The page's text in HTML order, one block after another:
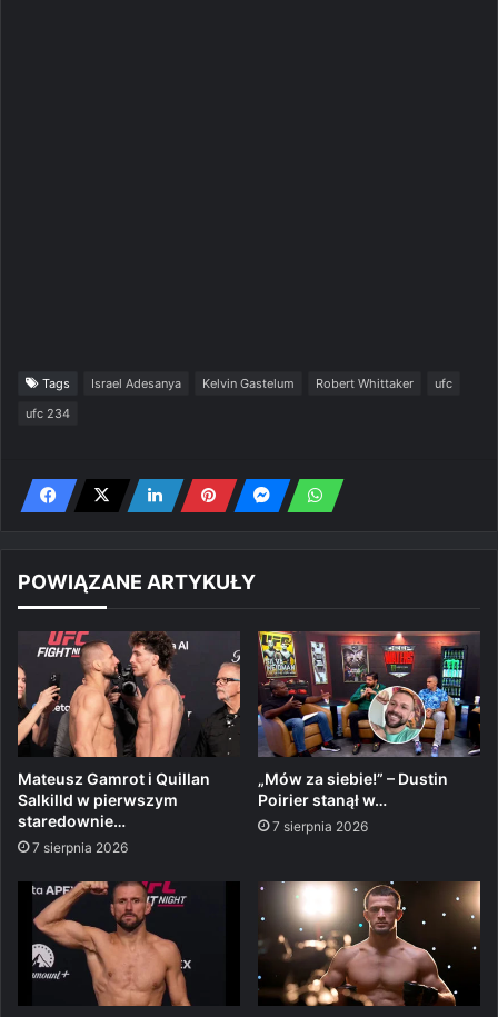
Tags Israel Adesanya Kelvin Gastelum Robert Whittaker
ufc
ufc 234
POWIĄZANE ARTYKUŁY
Mateusz Gamrot i Quillan
Salkilld w pierwszym
staredownie…
7 sierpnia 2026
„Mów za siebie!” – Dustin
Poirier stanął w…
7 sierpnia 2026